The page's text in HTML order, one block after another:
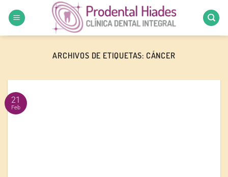
ARCHIVOS DE ETIQUETAS: CÁNCER
21
Feb